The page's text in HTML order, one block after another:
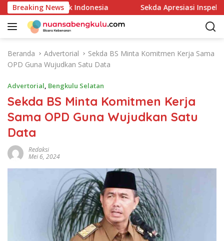
a
Breaking News
Kajian Bank Indonesia Sekda Apresiasi
Beranda Advertorial
Sekda BS Minta Komitmen Kerja Sama
OPD Guna Wujudkan Satu Data
Advertorial, Bengkulu Selatan
Sekda BS Minta Komitmen Kerja
Sama OPD Guna Wujudkan Satu
Data
Redaksi
Mei 6, 2024